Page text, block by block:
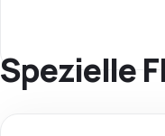
Spezielle